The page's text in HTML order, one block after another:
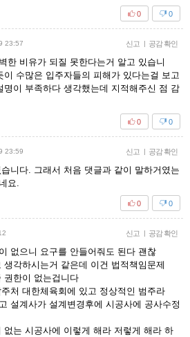
0
0
23:57 신고 | 공감 확인
한 비유가 되질 못한다는거 알고 있습니
이 수많은 입주자들의 피해가 있다는걸 보고
명이 부족하다 생각했는데 지적해주신 점 감
0
0
23:59 신고 | 공감 확인
니다. 그래서 처음 댓글과 같이 말하거였는
요.
0
0
신고 | 공감 확인
없으니 요구를 안들어줘도 된다 괜찮
각하시는거 같은데 이건 법적책임문제
권한이 없는겁니다
처 대한체육회에 있고 정상적인 범주라
설계사가 설계변경후에 시공사에 공사수정
없는 시공사에 이렇게 해라 저렇게 해라 하